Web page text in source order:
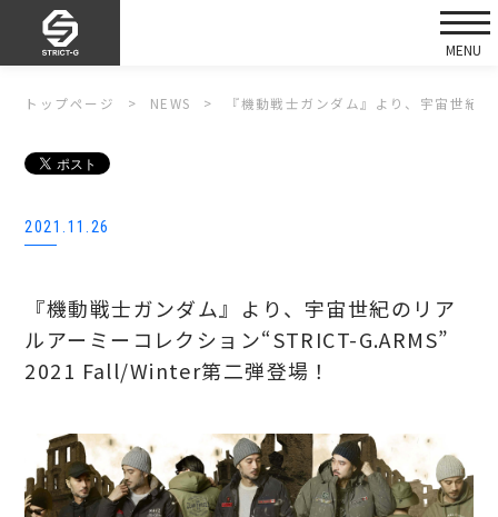
トップページ NEWS 『機動戦士ガンダム』より、宇宙世紀
2021.11.26
『機動戦士ガンダム』より、宇宙世紀のリア
ルアーミーコレクション“STRICT-G.ARMS”
2021 Fall/Winter第二弾登場！